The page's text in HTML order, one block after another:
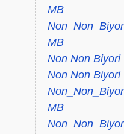
MB
MB
Non Non
Non Non
MB